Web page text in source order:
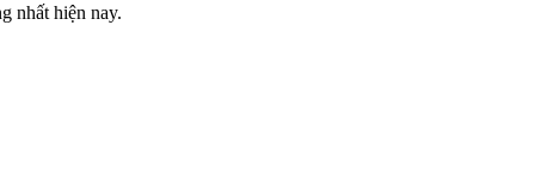
nhất hiện nay.